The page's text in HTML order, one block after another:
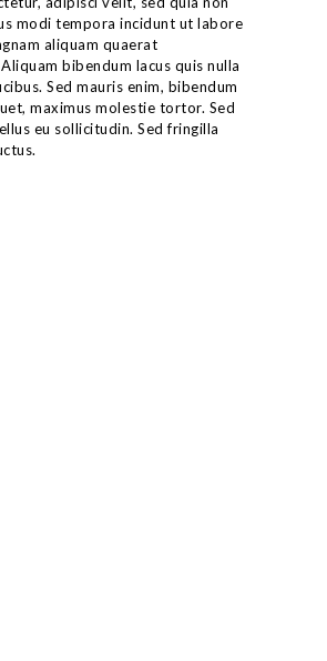
modi tempora incidunt ut labore
aliquam quaerat
bibendum lacus quis nulla
Sed mauris enim, bibendum
maximus molestie tortor. Sed
eu sollicitudin. Sed fringilla